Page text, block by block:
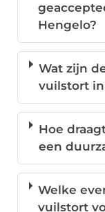
Hengelo?
Wat zijn
vuilstort
Hoe
een
Welke
vuilstort